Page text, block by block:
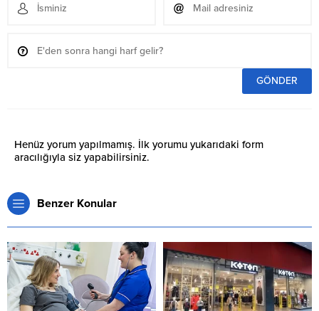
Henüz yorum yapılmamış. İlk yorumu yukarıdaki form
aracılığıyla siz yapabilirsiniz.
Benzer Konular